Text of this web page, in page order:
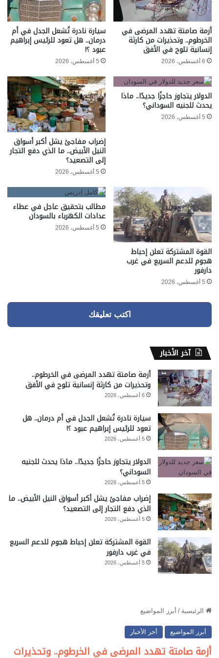
أزمة صامتة تهدد المرضى في
الخرطوم.. وتحذيرات من كارثة
إنسانية تلوح في الأفق
6 أغسطس، 2026
سيارة نادرة تُشعل الجدل في أم
درمان.. هل تعود للرئيس إبراهيم
عبود ؟!
5 أغسطس، 2026
الدولار يتجاوز حاجزًا جديدًا.. ماذا
يحدث للجنيه السوداني؟
5 أغسطس، 2026
إضراب مفاجئ يشل أكبر أسواق
النيل الأبيض.. ما الذي دفع التجار
إلى التصعيد؟
5 أغسطس، 2026
القوة المشتركة تعلن إحباط
هجوم للدعم السريع في غرب
دارفور
5 أغسطس، 2026
مطالب بتحقيق عاجل في عطاء
عدادات الكهرباء بالسودان
5 أغسطس، 2026
اكتب تعليقك
آخر الأخبار
أزمة صامتة تهدد المرضى في الخرطوم..
وتحذيرات من كارثة إنسانية تلوح في الأفق
6 أغسطس، 2026
سيارة نادرة تُشعل الجدل في أم درمان.. هل
تعود للرئيس إبراهيم عبود ؟!
5 أغسطس، 2026
الدولار يتجاوز حاجزًا جديدًا.. ماذا يحدث للجنيه
السوداني؟
5 أغسطس، 2026
إضراب مفاجئ يشل أكبر أسواق النيل الأبيض.. ما
الذي دفع التجار إلى التصعيد؟
5 أغسطس، 2026
القوة المشتركة تعلن إحباط هجوم للدعم السريع
في غرب دارفور
5 أغسطس، 2026